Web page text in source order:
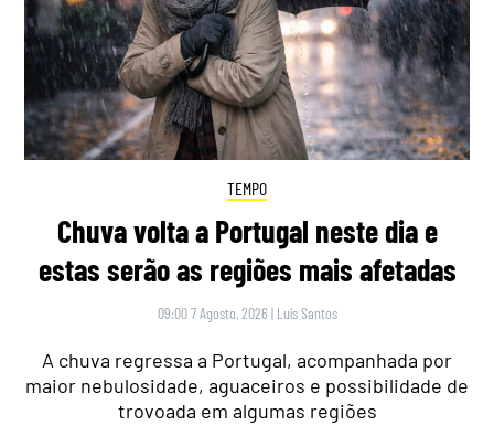
TEMPO
Chuva volta a Portugal neste dia e
estas serão as regiões mais afetadas
09:00 7 Agosto, 2026 | Luís Santos
A chuva regressa a Portugal, acompanhada por
maior nebulosidade, aguaceiros e possibilidade de
trovoada em algumas regiões